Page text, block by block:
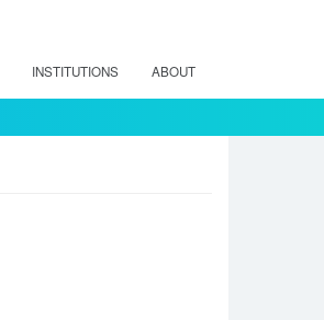
INSTITUTIONS ABOUT